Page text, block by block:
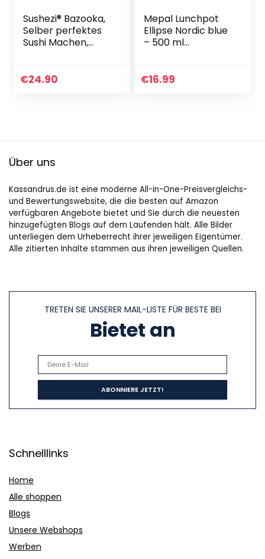
Sushezi® Bazooka,
Selber perfektes
Sushi Machen,
€24.90
Mepal Lunchpot
Ellipse Nordic blue
– 500 ml
Joghurtbecher, To
€16.99
Über uns
Kassandrus.de ist eine moderne All-in-One-Preisvergleichs-
und Bewertungswebsite, die die besten auf Amazon
verfügbaren Angebote bietet und Sie durch die neuesten
hinzugefügten Blogs auf dem Laufenden hält. Alle Bilder
unterliegen dem Urheberrecht ihrer jeweiligen Eigentümer.
Alle zitierten Inhalte stammen aus ihren jeweiligen Quellen.
TRETEN SIE UNSERER MAIL-LISTE FÜR BESTE BEI
Bietet an
Schnelllinks
Home
Alle shoppen
Blogs
Unsere Webshops
Werben